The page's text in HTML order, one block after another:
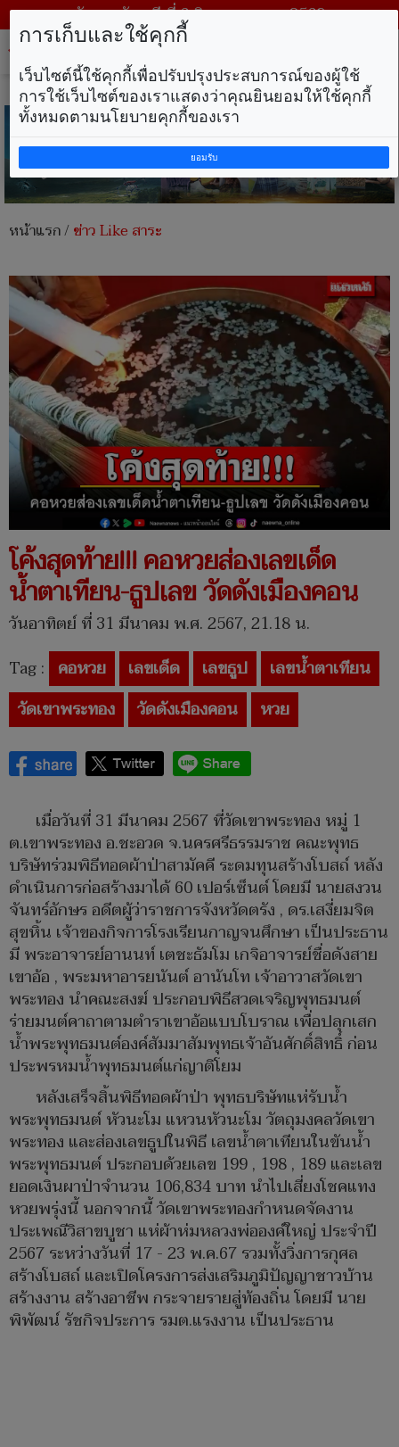
วันพฤหัสบดี ที่ 6 สิงหาคม พ.ศ. 2569
หน้าแรก/ข่าว Like สาระ
โค้งสุดท้าย!!! คอหวยส่องเลขเด็ด
น้ำตาเทียน-ธูปเลข วัดดังเมืองคอน
วันอาทิตย์ ที่ 31 มีนาคม พ.ศ. 2567, 21.18 น.
Tag : คอหวย เลขเด็ด เลขธูป
เลขน้ำตาเทียน
วัดเขาพระทอง
วัดดังเมืองคอน หวย
เมื่อวันที่ 31 มีนาคม 2567 ที่วัดเขาพระทอง หมู่ 1
ต.เขาพระทอง อ.ชะอวด จ.นครศรีธรรมราช คณะพุทธ
บริษัทร่วมพิธีทอดผ้าป่าสามัคคี ระดมทุนสร้างโบสถ์ หลัง
ดำเนินการก่อสร้างมาได้ 60 เปอร์เซ็นต์ โดยมี นายสงวน
จันทร์อักษร อดีตผู้ว่าราชการจังหวัดตรัง , ดร.เสงี่ยมจิต
สุขหิ้น เจ้าของกิจการโรงเรียนกาญจนศึกษา เป็นประธาน
มี พระอาจารย์อานนท์ เตชะธัมโม เกจิอาจารย์ชื่อดังสาย
เขาอ้อ , พระมหาอารยนันต์ อานันโท เจ้าอาวาสวัดเขา
พระทอง นำคณะสงฆ์ ประกอบพิธีสวดเจริญพุทธมนต์
ร่ายมนต์คาถาตามตำราเขาอ้อแบบโบราณ เพื่อปลุกเสก
น้ำพระพุทธมนต์องค์สัมมาสัมพุทธเจ้าอันศักดิ์สิทธิ์ ก่อน
ประพรหมน้ำพุทธมนต์แก่ญาติโยม
หลังเสร็จสิ้นพิธีทอดผ้าป่า พุทธบริษัทแห่รับน้ำ
พระพุทธมนต์ หัวนะโม แหวนหัวนะโม วัตถุมงคลวัดเขา
พระทอง และส่องเลขธูปในพิธี เลขน้ำตาเทียนในขันน้ำ
พระพุทธมนต์ ประกอบด้วยเลข 199 , 198 , 189 และเลข
ยอดเงินผาป่าจำนวน 106,834 บาท นำไปเสี่ยงโชคแทง
หวยพรุ่งนี้ นอกจากนี้ วัดเขาพระทองกำหนดจัดงาน
ประเพณีวิสาขบูชา แห่ผ้าห่มหลวงพ่อองค์ใหญ่ ประจำปี
2567 ระหว่างวันที่ 17 - 23 พ.ค.67 รวมทั้งวิ่งการกุศล
สร้างโบสถ์ และเปิดโครงการส่งเสริมภูมิปัญญาชาวบ้าน
สร้างงาน สร้างอาชีพ กระจายรายสู่ท้องถิ่น โดยมี นาย
พิพัฒน์ รัชกิจประการ รมต.แรงงาน เป็นประธาน
การเก็บและใช้คุกกี้
เว็บไซต์นี้ใช้คุกกี้เพื่อปรับปรุงประสบการณ์ของผู้ใช้
การใช้เว็บไซต์ของเราแสดงว่าคุณยินยอมให้ใช้คุกกี้
ทั้งหมดตามนโยบายคุกกี้ของเรา
ยอมรับ